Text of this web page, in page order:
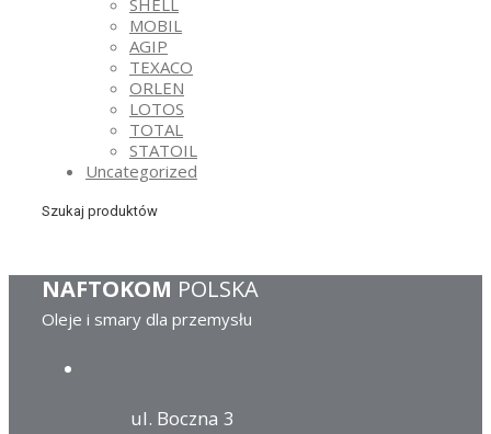
SHELL
MOBIL
AGIP
TEXACO
ORLEN
LOTOS
TOTAL
STATOIL
Uncategorized
Szukaj produktów
NAFTOKOM POLSKA
Oleje i smary dla przemysłu
ul. Boczna 3